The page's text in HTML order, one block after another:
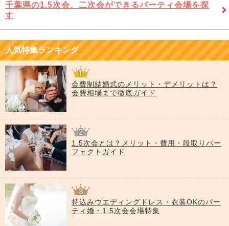
千葉県の1.5次会、二次会ができるパーティ会場を探
す
人気特集ランキング
会費制結婚式のメリット・デメリットは？
会費相場まで徹底ガイド
1.5次会とは？メリット・費用・段取りパー
フェクトガイド
持込みウエディングドレス・衣装OKのパー
ティ婚・1.5次会会場特集